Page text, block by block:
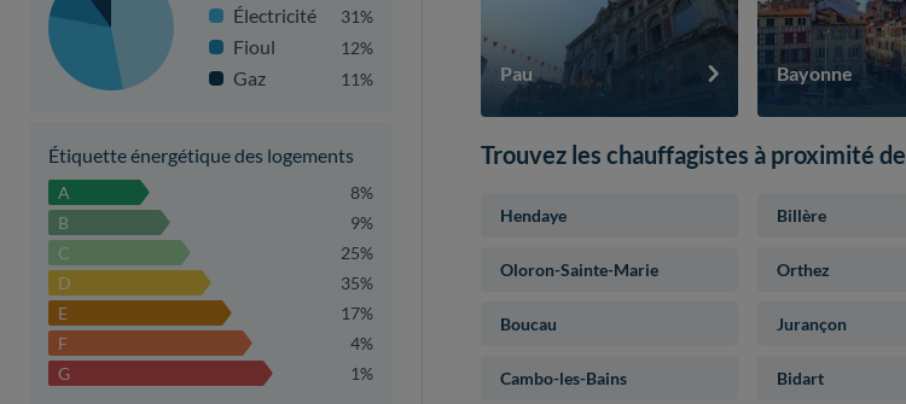
Électricité 31%
Fioul 12%
Gaz 11%
Étiquette énergétique des logements
A
8%
B
9%
C
25%
D
35%
E
17%
F
4%
G
1%
Pau Bayonne
Trouvez les chauffagistes à proximité de
Hendaye Billère
Oloron-Sainte-Marie Orthez
Boucau Jurançon
Cambo-les-Bains Bidart